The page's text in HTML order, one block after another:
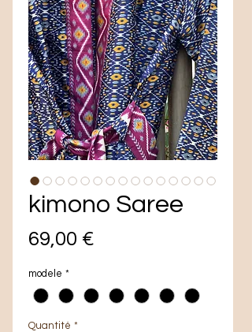
kimono Saree
69,00 €
modele *
Quantité *